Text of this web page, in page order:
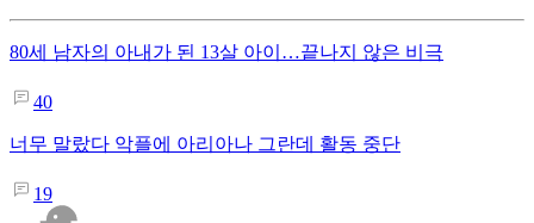
80세 남자의 아내가 된 13살 아이…끝나지 않은 비극
40
너무 말랐다 악플에 아리아나 그란데 활동 중단
19